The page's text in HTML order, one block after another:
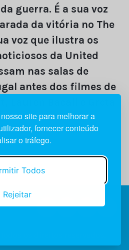
site para melhorar a
fornecer conteúdo
o tráfego.
Todos
Rejeitar
guerra. É a sua voz
da vitória no The
voz que ilustra os
da United
nas salas de
antes dos filmes de